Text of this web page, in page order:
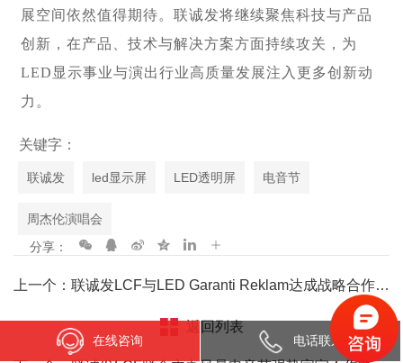
展空间依然值得期待。联诚发将继续聚焦科技与产品
创新，在产品、技术与解决方案方面持续攻关，为
LED显示事业与演出行业高质量发展注入更多创新动
力。
关键字：
联诚发 led显示屏 LED透明屏 电音节
周杰伦演唱会
分享：
上一个：联诚发LCF与LED Garanti Reklam达成战略合作，助推中国科技走向世界！
返回列表
在线咨询 电话联系